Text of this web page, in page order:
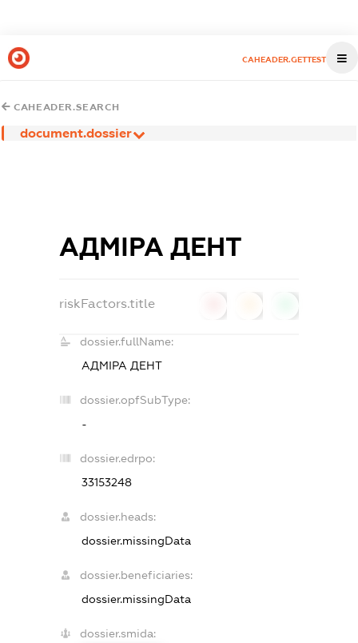
CAHEADER.GETTEST
CAHEADER.SEARCH
document.dossier
АДМІРА ДЕНТ
riskFactors.title
dossier.fullName:
АДМІРА ДЕНТ
dossier.opfSubType:
-
dossier.edrpo:
33153248
dossier.heads:
dossier.missingData
dossier.beneficiaries:
dossier.missingData
dossier.smida: